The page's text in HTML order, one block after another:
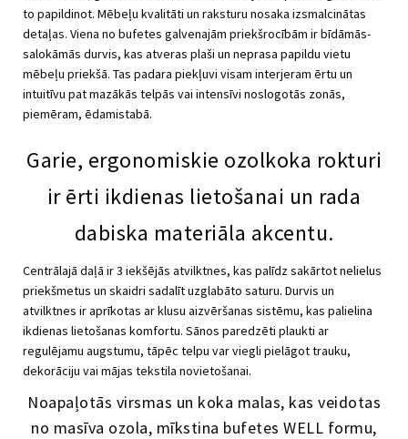
to papildinot. Mēbeļu kvalitāti un raksturu nosaka izsmalcinātas
detaļas. Viena no bufetes galvenajām priekšrocībām ir bīdāmās-
salokāmās durvis, kas atveras plaši un neprasa papildu vietu
mēbeļu priekšā. Tas padara piekļuvi visam interjeram ērtu un
intuitīvu pat mazākās telpās vai intensīvi noslogotās zonās,
piemēram, ēdamistabā.
Garie, ergonomiskie ozolkoka rokturi
ir ērti ikdienas lietošanai un rada
dabiska materiāla akcentu.
Centrālajā daļā ir 3 iekšējās atvilktnes, kas palīdz sakārtot nelielus
priekšmetus un skaidri sadalīt uzglabāto saturu. Durvis un
atvilktnes ir aprīkotas ar klusu aizvēršanas sistēmu, kas palielina
ikdienas lietošanas komfortu. Sānos paredzēti plaukti ar
regulējamu augstumu, tāpēc telpu var viegli pielāgot trauku,
dekorāciju vai mājas tekstila novietošanai.
Noapaļotās virsmas un koka malas, kas veidotas
no masīva ozola, mīkstina bufetes WELL formu,